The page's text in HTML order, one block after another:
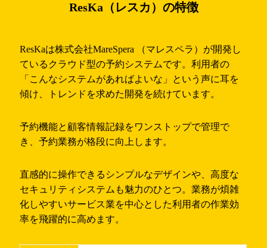
ResKa（レスカ）の特徴
ResKaは株式会社MareSpera （マレスペラ）が開発し
ているクラウド型の予約システムです。利用者の
「こんなシステムがあればよいな」という声に耳を
傾け、トレンドを求めた開発を続けています。
予約機能と顧客情報記録をワンストップで管理で
き、予約業務が格段に向上します。
直感的に操作できるシンプルなデザインや、高度な
セキュリティシステムも魅力のひとつ。業務が煩雑
化しやすいサービス業を中心とした利用者の作業効
率を飛躍的に高めます。